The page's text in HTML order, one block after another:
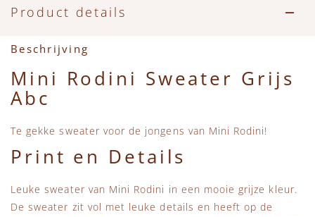
Accessoires
Zwemkleding
Zwemkleding
Feestkleding
Speelgoed
Beren, Speendoekjes en Knuffeldoekjes
Tassen
Beren
MarMar Copenhagen
Mini Rodini
+1 in the family
Piupiuchick
Play Up
Product details
Beschrijving
Mini Rodini Sweater Grijs
Abc
Te gekke sweater voor de jongens van Mini Rodini!
Print en Details
Leuke sweater van Mini Rodini in een mooie grijze kleur.
De sweater zit vol met leuke details en heeft op de